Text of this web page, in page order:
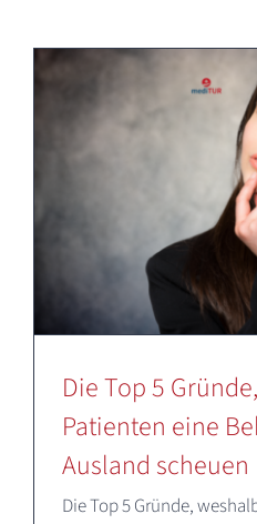
Die Top 5
Patienten eine
Ausland scheuen
Die Top 5 Gründe,